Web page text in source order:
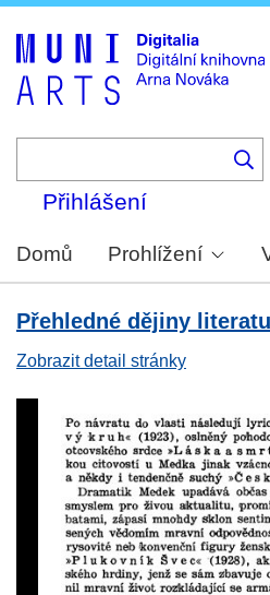
Přihlášení
Domů Prohlížení
Přehledné dějiny
Zobrazit detail stránky